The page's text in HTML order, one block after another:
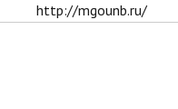
http://mgounb.ru/